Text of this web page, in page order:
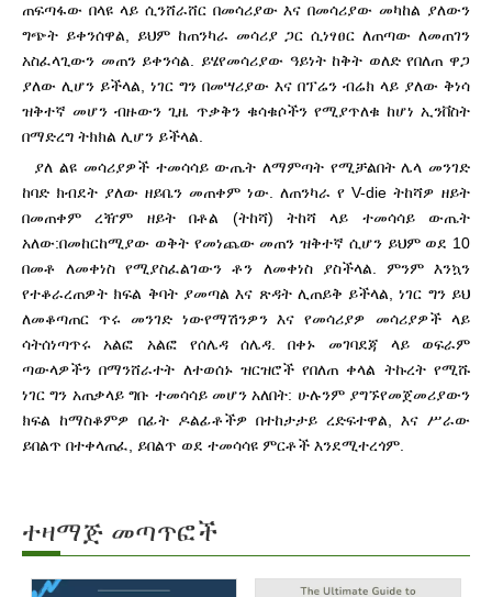
ጠፍጣፋው በላዩ ላይ ሲንሸራሸር በመሳሪያው እና በመሳሪያው መካከል ያለውን
ግጭት ይቀንሰዋል, ይህም ከጠንካራ መሳሪያ ጋር ሲነፃፀር ለጠጣው ለመጠገን
አስፈላጊውን መጠን ይቀንሳል. ይሄየመሳሪያው ዓይነት ከቅት ወለድ የበለጠ ዋጋ
ያለው ሊሆን ይችላል, ነገር ግን በመሣሪያው እና በፕሬን ብሬክ ላይ ያለው ቅነሳ
ዝቅተኛ መሆን ብዙውን ጊዜ ጥቃቅን ቁሳቁሶችን የሚያጥለቁ ከሆነ ኢንቨስት
በማድረግ ትክክል ሊሆን ይችላል.
ያለ ልዩ መሳሪያዎች ተመሳሳይ ውጤት ለማምጣት የሚቻልበት ሌላ መንገድ
ከባድ ክብደት ያለው ዘይቤን መጠቀም ነው. ለጠንካራ የ V-die ትከሻዎ ዘይት
በመጠቀም ረዥም ዘይት በቶል (ትከሻ) ትከሻ ላይ ተመሳሳይ ውጤት
አለው:በመከርከሚያው ወቅት የመነጨው መጠን ዝቅተኛ ሲሆን ይህም ወደ 10
በመቶ ለመቀነስ የሚያስፈልገውን ቶን ለመቀነስ ያስችላል. ምንም እንኳን
የተቆራረጠዎት ክፍል ቅባት ያመጣል እና ጽዳት ሊጠይቅ ይችላል, ነገር ግን ይህ
ለመቆጣጠር ጥሩ መንገድ ነውየማሽንዎን እና የመሳሪያዎ መሳሪያዎች ላይ
ሳትሰነጣጥሩ አልፎ አልፎ የሰሌዳ ሰሌዳ. በቀኑ መገባደጃ ላይ ወፍራም
ጣውላዎችን በማንሸራተት ለተወሰኑ ዝርዝሮች የበለጠ ቀላል ትኩረት የሚሹ
ነገር ግን አጠቃላይ ግቡ ተመሳሳይ መሆን አለበት: ሁሉንም ያግኙየመጀመሪያውን
ክፍል ከማስቆምዎ በፊት ዶልፊቶችዎ በተከታታይ ረድፍተዋል, እና ሥራው
ይበልጥ በተቀላጠፈ, ይበልጥ ወደ ተመሳሳዩ ምርቶች እንደሚተረጎም.
ተዛማጅ መጣጥፎች